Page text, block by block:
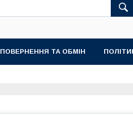
ПОВЕРНЕННЯ ТА ОБМІН